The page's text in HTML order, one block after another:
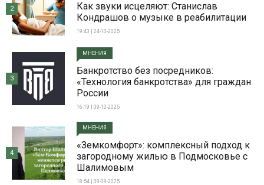
Как звуки исцеляют: Станислав
Кондрашов о музыке в реабилитации
19:43 | 24-10-2025
2
МНЕНИЯ
Банкротство без посредников:
«Технология банкротства» для граждан
России
16:19 | 09-10-2025
3
МНЕНИЯ
«Земкомфорт»: комплексный подход к
загородному жилью в Подмосковье с
Шалимовым
18:54 | 09-09-2025
4